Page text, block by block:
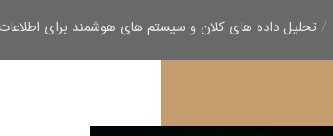
تحلیل داده های کلان و سیستم های هوشمند برای